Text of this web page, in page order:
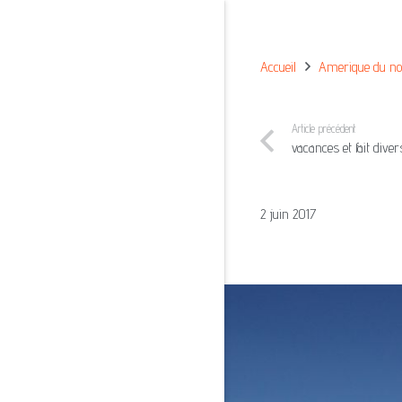
Accueil Amerique du
Article précédent
vacances et fait
2 juin 2017